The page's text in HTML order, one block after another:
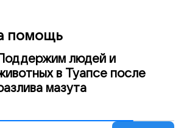
помощь
людей и
в Туапсе после
мазута